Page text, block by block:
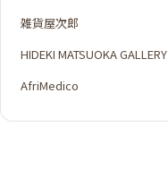
雑貨屋次郎
HIDEKI MATSUOKA GALLERY
AfriMedico